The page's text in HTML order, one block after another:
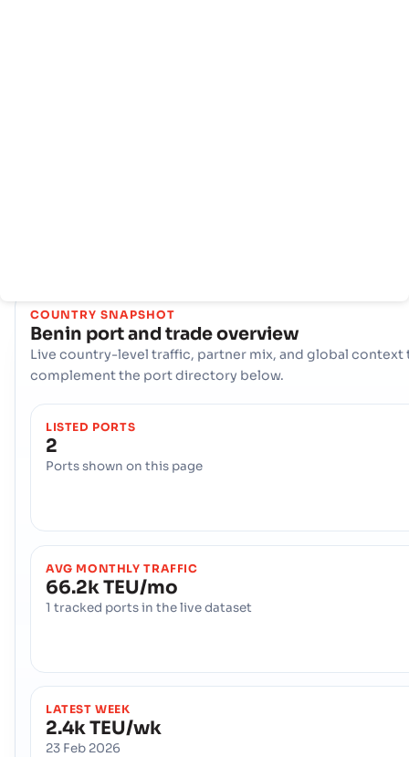
COUNTRY SNAPSHOT
Benin port and trade overview
Live country-level traffic, partner mix, and global context
complement the port directory below.
LISTED PORTS
2
Ports shown on this page
AVG MONTHLY TRAFFIC
66.2k TEU/mo
1 tracked ports in the live dataset
LATEST WEEK
2.4k TEU/wk
23 Feb 2026